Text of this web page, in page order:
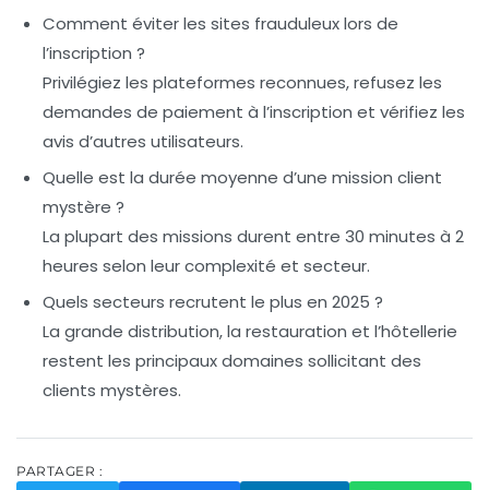
Comment éviter les sites frauduleux lors de
l’inscription ?
Privilégiez les plateformes reconnues, refusez les
demandes de paiement à l’inscription et vérifiez les
avis d’autres utilisateurs.
Quelle est la durée moyenne d’une mission client
mystère ?
La plupart des missions durent entre 30 minutes à 2
heures selon leur complexité et secteur.
Quels secteurs recrutent le plus en 2025 ?
La grande distribution, la restauration et l’hôtellerie
restent les principaux domaines sollicitant des
clients mystères.
PARTAGER :